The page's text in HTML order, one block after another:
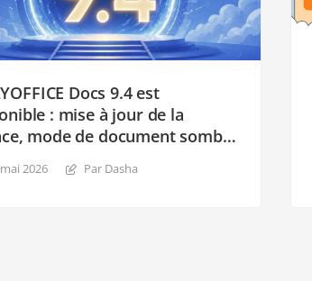
Docs 9.4 est
: mise à jour de la
mode de document sombre
thèmes et transitions
2026 Par Dasha